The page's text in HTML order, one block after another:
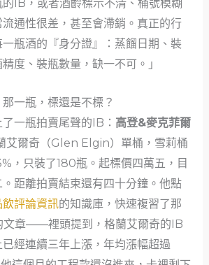
IB，或者酒齡標示不清、桶號模糊
通性很差，甚至會滯銷。真正的行
瓶酒的『身分證』：蒸餾日期、裝
度、裝瓶數量，缺一不可。」
一瓶，標還是不標？
一瓶拍賣尾聲的IB： 高登&麥克菲爾
艾爾奇（Glen Elgin）單桶，雪莉桶
，只裝了180瓶。起標價四萬五，目
距離拍賣結束還有四十分鐘。他點
評論資訊的知識庫，快速複習了那
文章——裡頭提到，格蘭艾爾奇的IB
經連續三年上漲，年均漲幅超過